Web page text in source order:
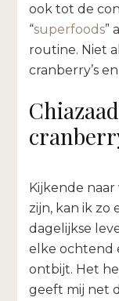
ook tot de
“superfoods”
routine. Niet
cranberry’s
Kijkende
zijn, kan ik zo
dagelijkse
elke ochtend
ontbijt. Het
geeft mij net